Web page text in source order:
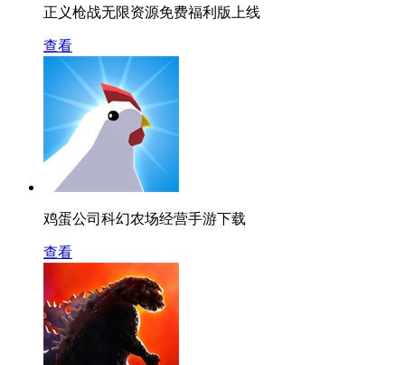
正义枪战无限资源免费福利版上线
查看
鸡蛋公司科幻农场经营手游下载
查看